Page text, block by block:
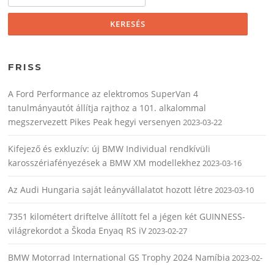
FRISS
A Ford Performance az elektromos SuperVan 4
tanulmányautót állítja rajthoz a 101. alkalommal
megszervezett Pikes Peak hegyi versenyen 2023-03-22
Kifejező és exkluzív: új BMW Individual rendkívüli
karosszériafényezések a BMW XM modellekhez 2023-03-16
Az Audi Hungaria saját leányvállalatot hozott létre 2023-03-10
7351 kilométert driftelve állított fel a jégen két GUINNESS-
világrekordot a Škoda Enyaq RS iV2023-02-27
BMW Motorrad International GS Trophy 2024 Namíbia 2023-02-